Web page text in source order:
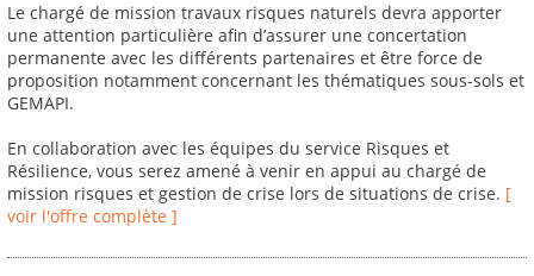
Le chargé de mission travaux risques naturels devra apporter
une attention particulière afin d’assurer une concertation
permanente avec les différents partenaires et être force de
proposition notamment concernant les thématiques sous-sols et
GEMAPI.
En collaboration avec les équipes du service Risques et
Résilience, vous serez amené à venir en appui au chargé de
mission risques et gestion de crise lors de situations de crise. [
voir l'offre complète ]